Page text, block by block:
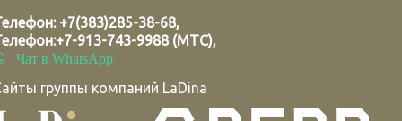
+7(383)285-38-68,
+7-913-743-9988 (МТС),
Чат в WhatsApp
группы компаний LaDina